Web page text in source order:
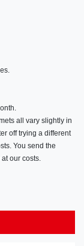
all vary slightly in
off trying a different
You send the
our costs.